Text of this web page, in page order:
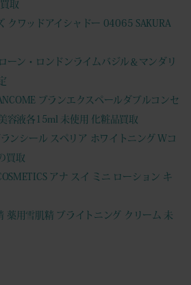
取
クワッドアイシャドー 04065 SAKURA
ーン・ロンドンライムバジル＆マンダリ
ブランエクスペールダブルコンセ
容液各15ml 未使用 化粧品買取
ンシール スペリア ホワイトニング Wコ
買取
アナ スイ ミニ ローション キ
薬用雪肌精 ブライトニング クリーム 未